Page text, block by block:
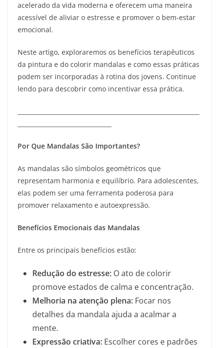
acelerado da vida moderna e oferecem uma maneira
acessível de aliviar o estresse e promover o bem-estar
emocional.
Neste artigo, exploraremos os benefícios terapêuticos
da pintura e do colorir mandalas e como essas práticas
podem ser incorporadas à rotina dos jovens. Continue
lendo para descobrir como incentivar essa prática.
Por Que Mandalas São Importantes?
As mandalas são símbolos geométricos que
representam harmonia e equilíbrio. Para adolescentes,
elas podem ser uma ferramenta poderosa para
promover relaxamento e autoexpressão.
Benefícios Emocionais das Mandalas
Entre os principais benefícios estão:
Redução do estresse: O ato de colorir
promove estados de calma e concentração.
Melhoria na atenção plena: Focar nos
detalhes da mandala ajuda a acalmar a
mente.
Expressão criativa: Escolher cores e padrões